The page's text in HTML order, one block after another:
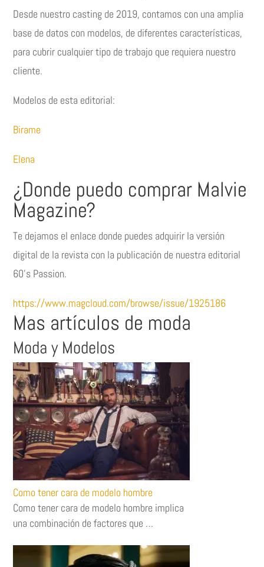
Desde nuestro casting de 2019, contamos con una amplia
base de datos con modelos, de diferentes características,
para cubrir cualquier tipo de trabajo que requiera nuestro
cliente.
Modelos de esta editorial:
Birame
Elena
¿Donde puedo comprar Malvie
Magazine?
Te dejamos el enlace donde puedes adquirir la versión
digital de la revista con la publicación de nuestra editorial
60’s Passion.
https://www.magcloud.com/browse/issue/1925186
Mas artículos de moda
Moda y Modelos
Como tener cara de modelo hombre
Como tener cara de modelo hombre implica
una combinación de factores que …